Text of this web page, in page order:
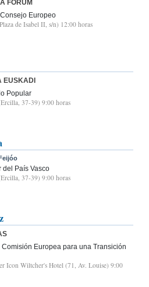
FÓRUM
Europeo
de Isabel II, s/n) 12:00 horas
EUSKADI
Popular
37-39) 9:00 horas
del País Vasco
37-39) 9:00 horas
Europea para una Transición
Icon Wiltcher's Hotel (71, Av. Louise) 9:00